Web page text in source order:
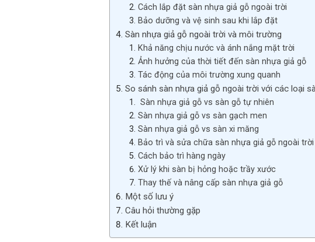
Cách lắp đặt sàn nhựa giả gỗ ngoài trời
Bảo dưỡng và vệ sinh sau khi lắp đặt
Sàn nhựa giả gỗ ngoài trời và môi trường
Khả năng chịu nước và ánh nắng mặt trời
Ảnh hưởng của thời tiết đến sàn nhựa giả gỗ
Tác động của môi trường xung quanh
So sánh sàn nhựa giả gỗ ngoài trời với các loại
Sàn nhựa giả gỗ vs sàn gỗ tự nhiên
Sàn nhựa giả gỗ vs sàn gạch men
Sàn nhựa giả gỗ vs sàn xi măng
Bảo trì và sửa chữa sàn nhựa giả gỗ ngoài trời
Cách bảo trì hàng ngày
Xử lý khi sàn bị hỏng hoặc trầy xước
Thay thế và nâng cấp sàn nhựa giả gỗ
Một số lưu ý
Câu hỏi thường gặp
Kết luận